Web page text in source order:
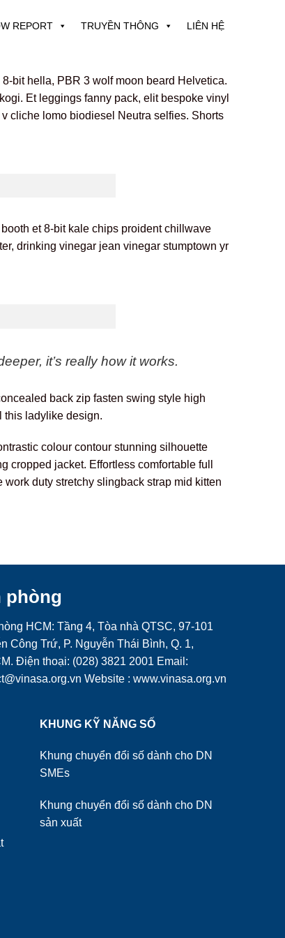
REPORT TRUYỀN THÔNG LIÊN HỆ
bit hella, PBR 3 wolf moon beard Helvetica.
Et leggings fanny pack, elit bespoke vinyl
cliche lomo biodiesel Neutra selfies. Shorts
et 8-bit kale chips proident chillwave
drinking vinegar jean vinegar stumptown yr
it’s really how it works.
back zip fasten swing style high
this ladylike design.
colour contour stunning silhouette
jacket. Effortless comfortable full
duty stretchy slingback strap mid kitten
phòng
HCM: Tầng 4, Tòa nhà QTSC, 97-101
Công Trứ, P. Nguyễn Thái Bình, Q. 1,
Điện thoại: (028) 3821 2001 Email:
Website : www.vinasa.org.vn
KHUNG KỸ NĂNG SỐ
Khung chuyển đổi số dành cho DN
SMEs
Khung chuyển đổi số dành cho DN
sản xuất